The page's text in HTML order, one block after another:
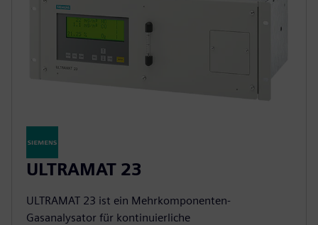
ULTRAMAT 23
ULTRAMAT 23 ist ein Mehrkomponenten-
Gasanalysator für kontinuierliche